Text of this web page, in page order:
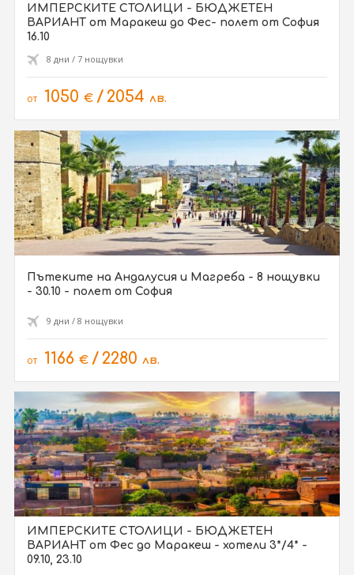
ИМПЕРСКИТЕ СТОЛИЦИ - БЮДЖЕТЕН
ВАРИАНТ от Маракеш до Фес- полет от София
16.10
8 дни / 7 нощувки
от 1050 € / 2054 лв.
Пътеките на Андалусия и Магреба - 8 нощувки
- 30.10 - полет от София
9 дни / 8 нощувки
от 1166 € / 2280 лв.
ИМПЕРСКИТЕ СТОЛИЦИ - БЮДЖЕТЕН
ВАРИАНТ от Фес до Маракеш - хотели 3*/4* -
09.10, 23.10